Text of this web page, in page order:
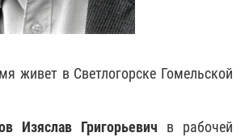
живет в Светлогорске Гомельской
Изяслав Григорьевич в рабочей